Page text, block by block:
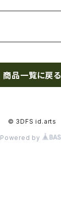
商品一覧に戻る
© 3DFS id.arts
Powered by